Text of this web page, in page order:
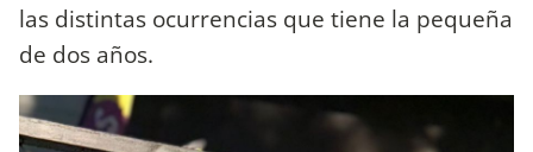
las distintas ocurrencias que tiene la pequeña
de dos años.